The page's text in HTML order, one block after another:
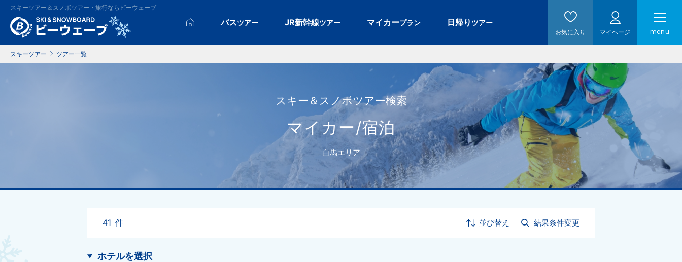
スキーツアー＆スノボツアー・旅行ならビーウェーブ
バスツアー JR新幹線ツアー マイカープラン 日帰り ツアー
お気に入り マイページ menu
スキーツアー ツアー一覧
スキー＆スノボツアー検索
マイカー/宿泊
白馬エリア
41 件 並び替え 結果条件変更
ホテルを選択